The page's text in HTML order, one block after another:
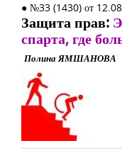
● №33 (1430) от
Защита прав:
спарта, где
Полина ЯМШАНОВА